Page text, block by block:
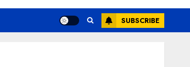
SUBSCRIBE